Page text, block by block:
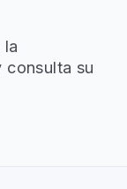
la
consulta su